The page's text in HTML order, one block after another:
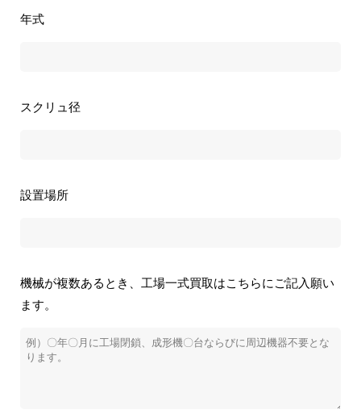
年式
スクリュ径
設置場所
機械が複数あるとき、工場一式買取はこちらにご記入願い
ます。